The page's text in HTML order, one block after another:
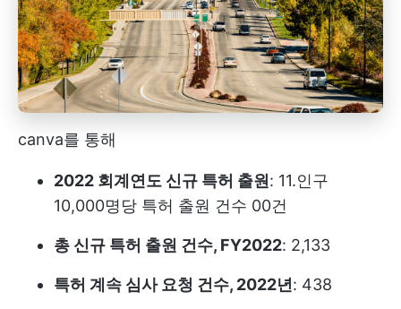
canva를 통해
2022 회계연도 신규 특허 출원: 11.인구
10,000명당 특허 출원 건수 00건
총 신규 특허 출원 건수, FY2022: 2,133
특허 계속 심사 요청 건수, 2022년: 438